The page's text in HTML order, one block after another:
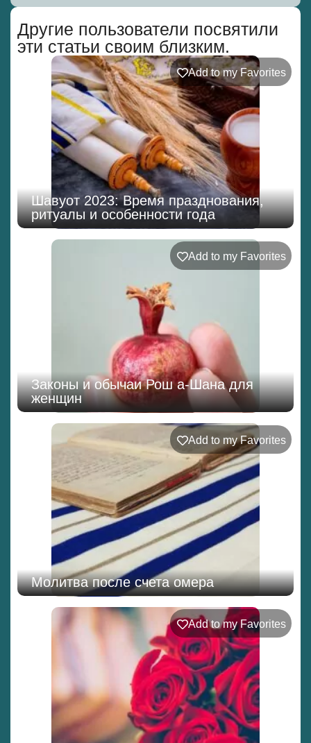
Другие пользователи посвятили
эти статьи своим близким.
Add to my Favorites
Шавуот 2023: Время празднования,
ритуалы и особенности года
Add to my Favorites
Законы и обычаи Рош а-Шана для
женщин
Add to my Favorites
Молитва после счета омера
Add to my Favorites
Alternative: